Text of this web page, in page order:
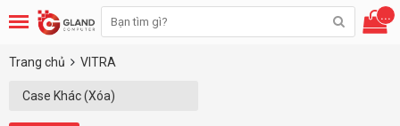
...
Trang chủ VITRA
Case Khác (Xóa)